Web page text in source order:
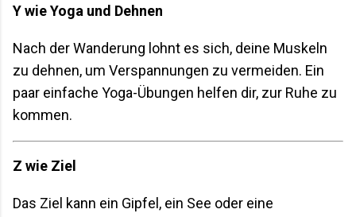
Y wie Yoga und Dehnen
Nach der Wanderung lohnt es sich, deine Muskeln
zu dehnen, um Verspannungen zu vermeiden. Ein
paar einfache Yoga-Übungen helfen dir, zur Ruhe zu
kommen.
Z wie Ziel
Das Ziel kann ein Gipfel, ein See oder eine